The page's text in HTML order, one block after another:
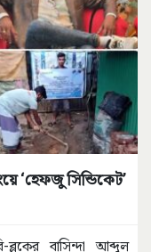
‘হেফজু সিন্ডিকেট’
ব্লকের বাসিন্দা আব্দুল